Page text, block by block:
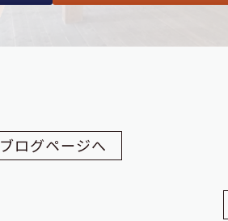
ブログページへ